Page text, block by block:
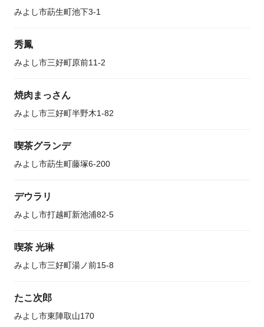
みよし市莇生町池下3-1
秀鳳
みよし市三好町原前11-2
焼肉まっさん
みよし市三好町半野木1-82
喫茶グランデ
みよし市莇生町藤塚6-200
デウラリ
みよし市打越町新池浦82-5
喫茶 光琳
みよし市三好町湯ノ前15-8
たこ次郎
みよし市東陣取山170